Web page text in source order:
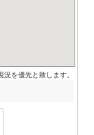
を優先と致します。